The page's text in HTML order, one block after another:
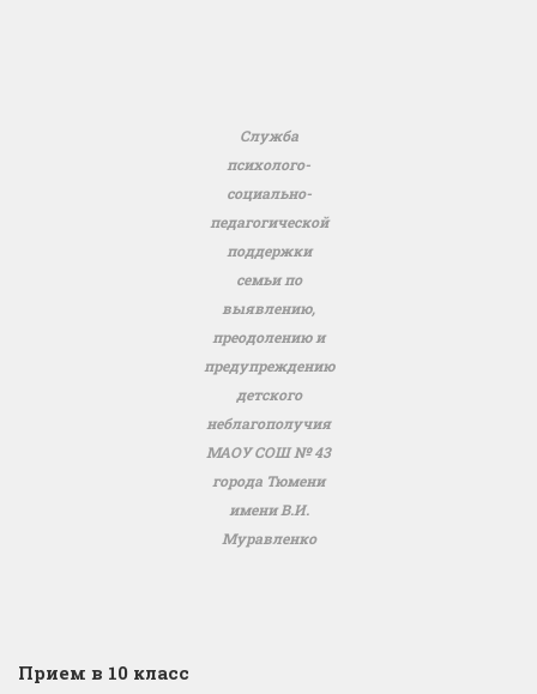
Служба
психолого-
социально-
педагогической
поддержки
семьи по
выявлению,
преодолению и
предупреждению
детского
неблагополучия
МАОУ СОШ № 43
города Тюмени
имени В.И.
Муравленко
Прием в 10 класс